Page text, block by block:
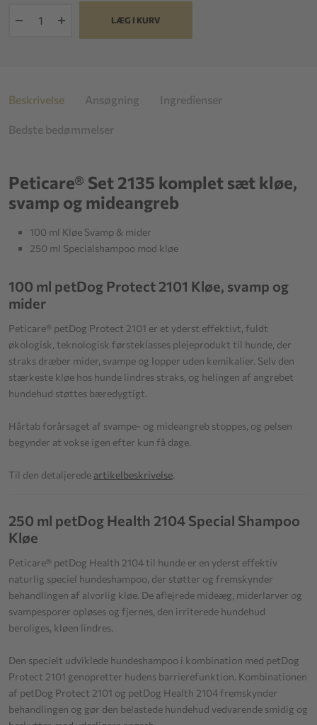
LÆG I KURV
Beskrivelse Ansøgning Ingredienser
Bedste bedømmelser
Peticare® Set 2135 komplet sæt kløe,
svamp og mideangreb
100 ml Kløe Svamp & mider
250 ml Specialshampoo mod kløe
100 ml petDog Protect 2101 Kløe, svamp og
mider
Peticare® petDog Protect 2101 er et yderst effektivt, fuldt
økologisk, teknologisk førsteklasses plejeprodukt til hunde, der
straks dræber mider, svampe og lopper uden kemikalier. Selv den
stærkeste kløe hos hunde lindres straks, og helingen af angrebet
hundehud støttes bæredygtigt.
Hårtab forårsaget af svampe- og mideangreb stoppes, og pelsen
begynder at vokse igen efter kun få dage.
Til den detaljerede artikelbeskrivelse.
250 ml petDog Health 2104 Special Shampoo
Kløe
Peticare® petDog Health 2104 til hunde er en yderst effektiv
naturlig speciel hundeshampoo, der støtter og fremskynder
behandlingen af alvorlig kløe. De aflejrede mideæg, miderlarver og
svampesporer opløses og fjernes, den irriterede hundehud
beroliges, kløen lindres.
Den specielt udviklede hundeshampoo i kombination med petDog
Protect 2101 genopretter hudens barrierefunktion. Kombinationen
af petDog Protect 2101 og petDog Health 2104 fremskynder
behandlingen og gør den belastede hundehud vedvarende smidig og